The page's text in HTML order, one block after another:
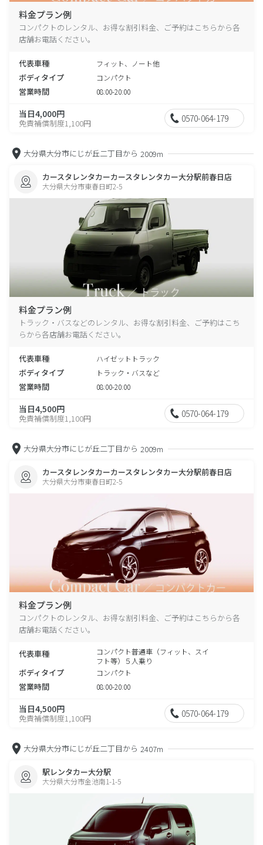
料金プラン例
コンパクトのレンタル、お得な割引料金、ご予約はこちらから各
店舗お電話ください。
代表車種 フィット、ノート他
ボディタイプ コンパクト
営業時間 08:00-20:00
当日4,000円
免責補償制度1,100円 0570-064-179
大分県大分市にじが丘二丁目から 2009m
カースタレンタカーカースタレンタカー大分駅前春日店
大分県大分市東春日町2-5
料金プラン例
トラック・バスなどのレンタル、お得な割引料金、ご予約はこち
らから各店舗お電話ください。
代表車種 ハイゼットトラック
ボディタイプ トラック・バスなど
営業時間 08:00-20:00
当日4,500円
免責補償制度1,100円 0570-064-179
大分県大分市にじが丘二丁目から 2009m
カースタレンタカーカースタレンタカー大分駅前春日店
大分県大分市東春日町2-5
料金プラン例
コンパクトのレンタル、お得な割引料金、ご予約はこちらから各
店舗お電話ください。
代表車種
コンパクト普通車（フィット、スイ
フト等）５人乗り
ボディタイプ コンパクト
営業時間 08:00-20:00
当日4,500円
免責補償制度1,100円 0570-064-179
大分県大分市にじが丘二丁目から 2407m
駅レンタカー大分駅
大分県大分市金池南1-1-5